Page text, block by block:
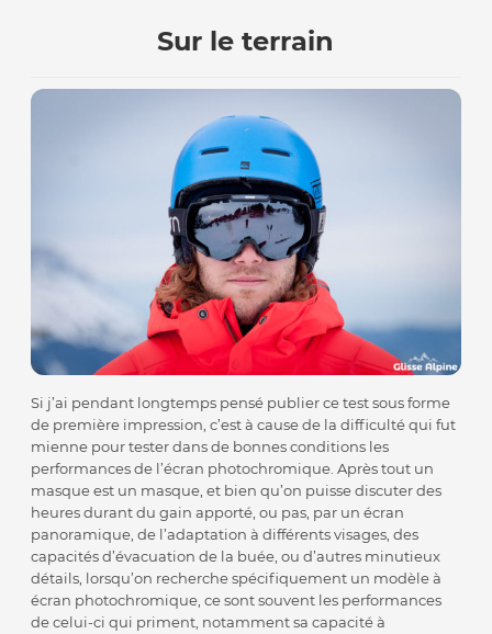
Sur le terrain
Si j’ai pendant longtemps pensé publier ce test sous forme
de première impression, c’est à cause de la difficulté qui fut
mienne pour tester dans de bonnes conditions les
performances de l’écran photochromique. Après tout un
masque est un masque, et bien qu’on puisse discuter des
heures durant du gain apporté, ou pas, par un écran
panoramique, de l’adaptation à différents visages, des
capacités d’évacuation de la buée, ou d’autres minutieux
détails, lorsqu’on recherche spécifiquement un modèle à
écran photochromique, ce sont souvent les performances
de celui-ci qui priment, notamment sa capacité à